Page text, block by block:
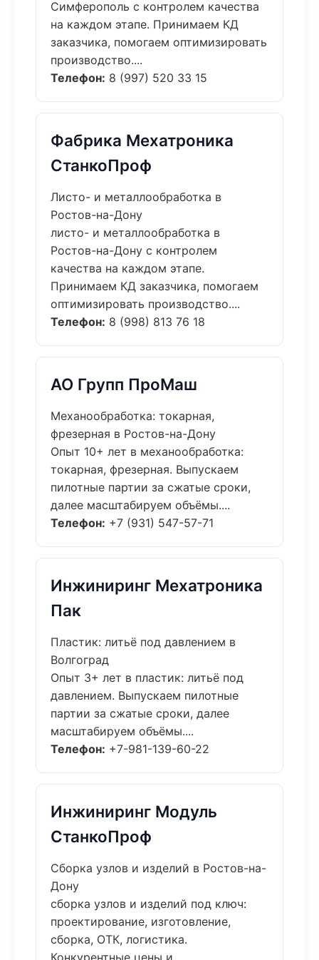
Симферополь с контролем качества
на каждом этапе. Принимаем КД
заказчика, помогаем оптимизировать
производство....
Телефон: 8 (997) 520 33 15
Фабрика Мехатроника
СтанкоПроф
Листо- и металлообработка в
Ростов-на-Дону
листо- и металлообработка в
Ростов-на-Дону с контролем
качества на каждом этапе.
Принимаем КД заказчика, помогаем
оптимизировать производство....
Телефон: 8 (998) 813 76 18
АО Групп ПроМаш
Механообработка: токарная,
фрезерная в Ростов-на-Дону
Опыт 10+ лет в механообработка:
токарная, фрезерная. Выпускаем
пилотные партии за сжатые сроки,
далее масштабируем объёмы....
Телефон: +7 (931) 547-57-71
Инжиниринг Мехатроника
Пак
Пластик: литьё под давлением в
Волгоград
Опыт 3+ лет в пластик: литьё под
давлением. Выпускаем пилотные
партии за сжатые сроки, далее
масштабируем объёмы....
Телефон: +7-981-139-60-22
Инжиниринг Модуль
СтанкоПроф
Сборка узлов и изделий в Ростов-на-
Дону
сборка узлов и изделий под ключ:
проектирование, изготовление,
сборка, ОТК, логистика.
Конкурентные цены и